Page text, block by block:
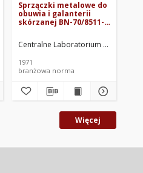
Techniki Okrętowej w Gdańsku. Oprac.
Sprzączki metalowe do
obuwia i galanterii
skórzanej BN-70/8511-
Centralne Laboratorium Przemysłu
1971
branżowa norma
Więcej